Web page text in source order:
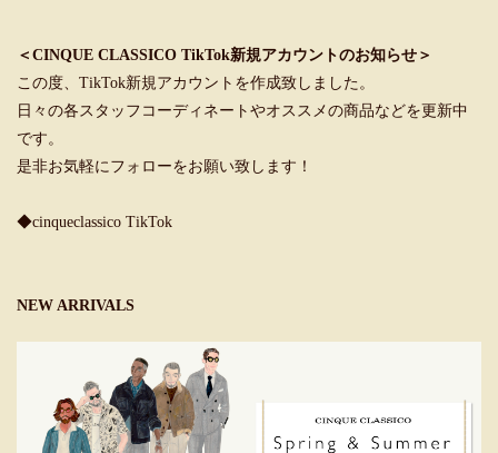
＜CINQUE CLASSICO TikTok新規アカウントのお知らせ＞
この度、TikTok新規アカウントを作成致しました。
日々の各スタッフコーディネートやオススメの商品などを更新中
です。
是非お気軽にフォローをお願い致します！
◆cinqueclassico TikTok
NEW ARRIVALS